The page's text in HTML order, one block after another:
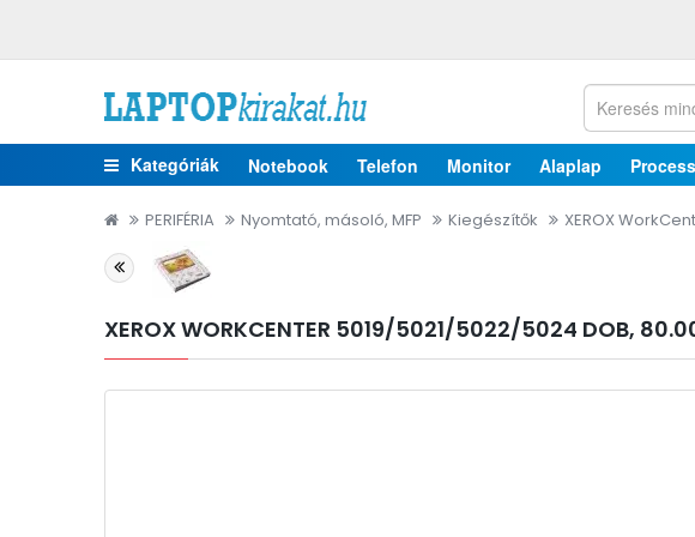
Kategóriák Notebook Telefon Monitor Alaplap
PERIFÉRIA Nyomtató, másoló, MFP Kiegészítők XEROX
XEROX WORKCENTER 5019/5021/5022/5024 DOB,